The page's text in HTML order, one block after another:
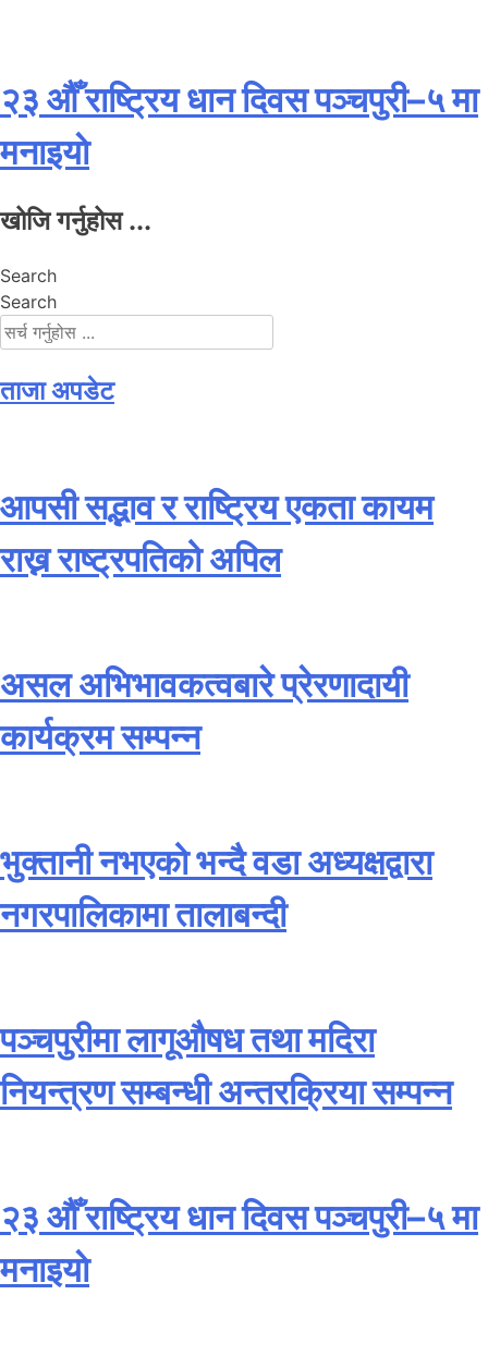
२३ औँ राष्ट्रिय धान दिवस पञ्चपुरी–५ मा
मनाइयाे
खोजि गर्नुहोस ...
Search
Search
ताजा अपडेट
आपसी सद्भाव र राष्ट्रिय एकता कायम
राख्न राष्ट्रपतिको अपिल
असल अभिभावकत्वबारे प्रेरणादायी
कार्यक्रम सम्पन्न
भुक्तानी नभएको भन्दै वडा अध्यक्षद्वारा
नगरपालिकामा तालाबन्दी
पञ्चपुरीमा लागूऔषध तथा मदिरा
नियन्त्रण सम्बन्धी अन्तरक्रिया सम्पन्न
२३ औँ राष्ट्रिय धान दिवस पञ्चपुरी–५ मा
मनाइयाे